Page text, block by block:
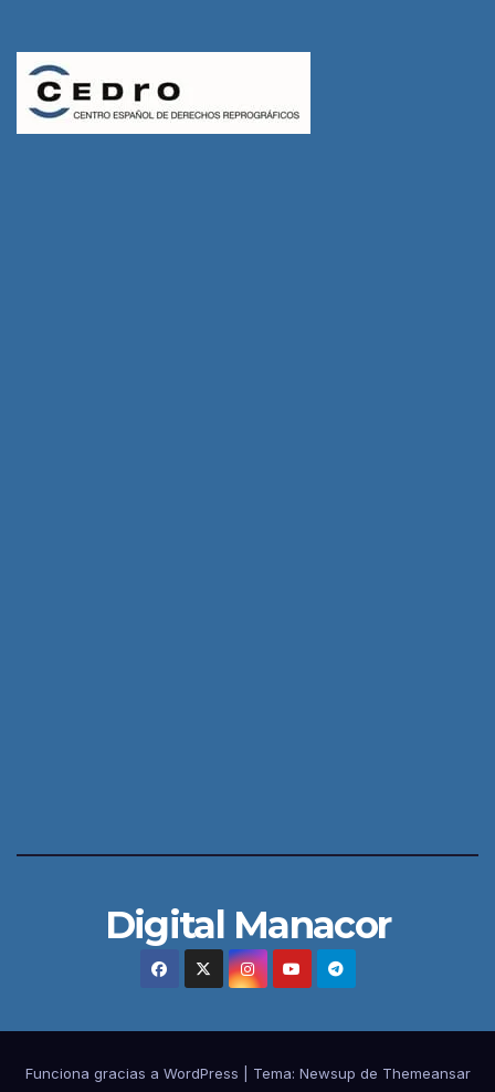
Digital Manacor
Funciona gracias a WordPress Tema: Newsup de Themeansar